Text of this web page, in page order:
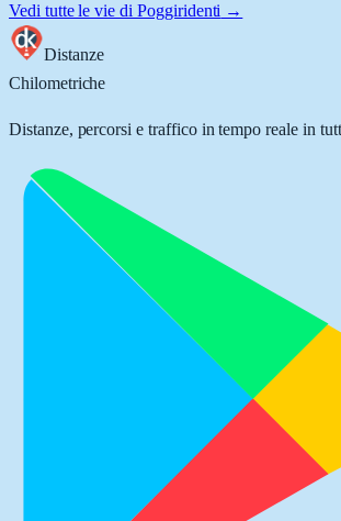
Vedi tutte le vie di Poggiridenti →
Distanze
Chilometriche
Distanze, percorsi e traffico in tempo reale in